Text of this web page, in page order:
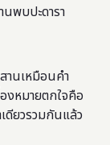
พบปะดารา
านเหมือนคำ
งหมายตกใจคือ
ดียวรวมกันแล้ว